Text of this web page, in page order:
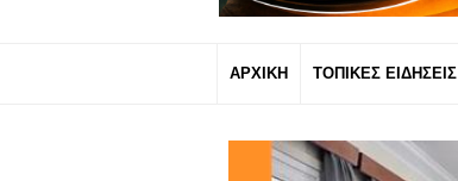
ΑΡΧΙΚΗ ΤΟΠΙΚΕΣ ΕΙΔΗΣΕΙΣ